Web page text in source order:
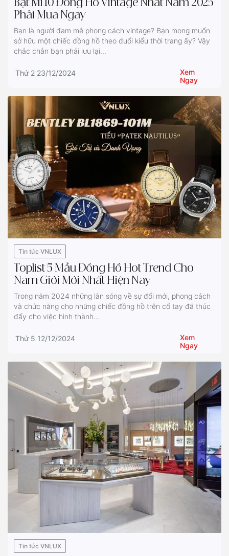
Bật Mí 10 Đồng Hồ Vintage Nhất Năm 2025
Phải Mua Ngay
Bạn là người đam mê phong cách vintage? Bạn mong muốn
sở hữu một chiếc đồng hồ theo đuổi kiểu thời trang ấy? Vậy
chắc chắn bạn phải lưu lại...
Thứ 2 23/12/2024
Xem
Ngay
Tin tức VNLUX
Toplist 5 Mẫu Đồng Hồ Hot Trend Cho
Nam Giới Mới Nhất Hiện Nay
Trong năm 2024 những làn sóng về sự đổi mới, phong cách
và chức năng cho những chiếc đồng hồ trên cổ tay đã thúc
đẩy cho việc hình thành...
Thứ 5 12/12/2024
Xem
Ngay
Tin tức VNLUX